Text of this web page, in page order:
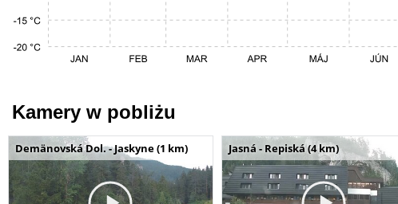
Kamery w pobliżu
Demänovská Dol. - Jaskyne (1 km) Jasná - Repiská (4 km)